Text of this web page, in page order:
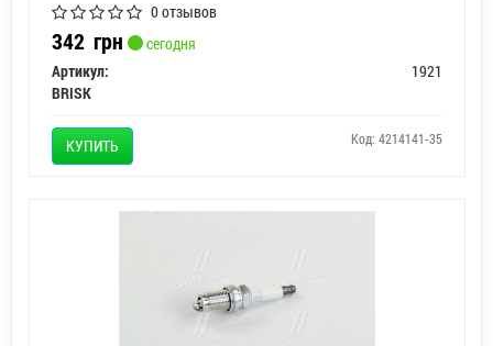
0 отзывов
342 грн
сегодня
Артикул:
1921
BRISK
КУПИТЬ Код: 4214141-35